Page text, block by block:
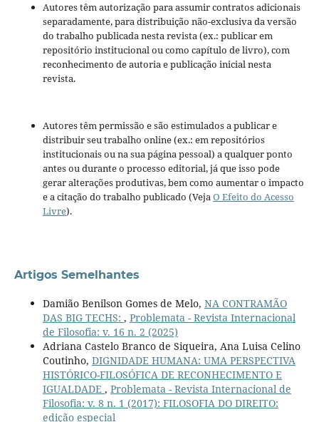
Autores têm autorização para assumir contratos adicionais
separadamente, para distribuição não-exclusiva da versão
do trabalho publicada nesta revista (ex.: publicar em
repositório institucional ou como capítulo de livro), com
reconhecimento de autoria e publicação inicial nesta
revista.
Autores têm permissão e são estimulados a publicar e
distribuir seu trabalho online (ex.: em repositórios
institucionais ou na sua página pessoal) a qualquer ponto
antes ou durante o processo editorial, já que isso pode
gerar alterações produtivas, bem como aumentar o impacto
e a citação do trabalho publicado (VejaO Efeito do Acesso
Livre).
Artigos Semelhantes
Damião Benilson Gomes de Melo, NA CONTRAMÃO
DAS BIG TECHS: , Problemata - Revista Internacional
de Filosofia: v. 16 n. 2 (2025)
Adriana Castelo Branco de Siqueira, Ana Luisa Celino
Coutinho, DIGNIDADE HUMANA: UMA PERSPECTIVA
HISTÓRICO-FILOSÓFICA DE RECONHECIMENTO E
IGUALDADE , Problemata - Revista Internacional de
Filosofia: v. 8 n. 1 (2017): FILOSOFIA DO DIREITO:
edição especial